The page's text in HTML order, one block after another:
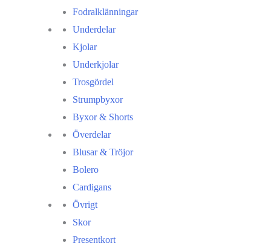
Fodralklänningar
Underdelar
Kjolar
Underkjolar
Trosgördel
Strumpbyxor
Byxor & Shorts
Överdelar
Blusar & Tröjor
Bolero
Cardigans
Övrigt
Skor
Presentkort